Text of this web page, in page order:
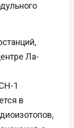
Ла-
1
в